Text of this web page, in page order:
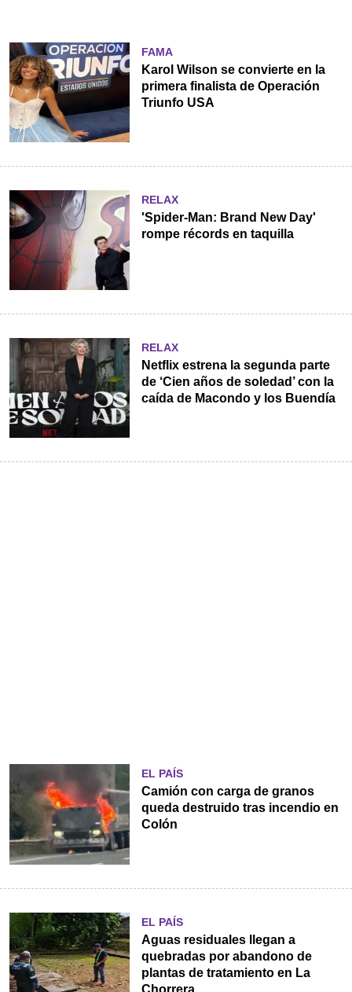
FAMA
Karol Wilson se convierte en la
primera finalista de Operación
Triunfo USA
RELAX
'Spider-Man: Brand New Day'
rompe récords en taquilla
RELAX
Netflix estrena la segunda parte
de ‘Cien años de soledad’ con la
caída de Macondo y los Buendía
EL PAÍS
Camión con carga de granos
queda destruido tras incendio en
Colón
EL PAÍS
Aguas residuales llegan a
quebradas por abandono de
plantas de tratamiento en La
Chorrera